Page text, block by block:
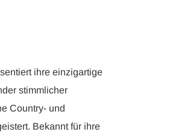
ihre einzigartige
stimmlicher
Country- und
Bekannt für ihre